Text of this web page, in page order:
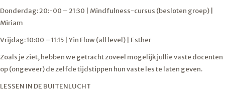
Donderdag: 20:-00 – 21:30 | Mindfulness-cursus (besloten groep) |
Miriam
Vrijdag: 10:00 – 11:15 | Yin Flow (all level) | Esther
Zoals je ziet, hebben we getracht zoveel mogelijk jullie vaste docenten
op (ongeveer) de zelfde tijdstippen hun vaste les te laten geven.
LESSEN IN DE BUITENLUCHT